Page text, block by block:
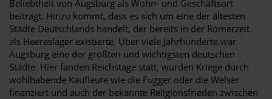
Beliebtheit von Augsburg als Wohn- und Geschäftsort
beiträgt. Hinzu kommt, dass es sich um eine der ältesten
Städte Deutschlands handelt, der bereits in der Römerzeit
als Heereslager existierte. Über viele Jahrhunderte war
Augsburg eine der größten und wichtigsten deutschen
Städte. Hier fanden Reichstage statt, wurden Kriege durch
wohlhabende Kaufleute wie die Fugger oder die Welser
finanziert und auch der bekannte Religionsfrieden zwischen